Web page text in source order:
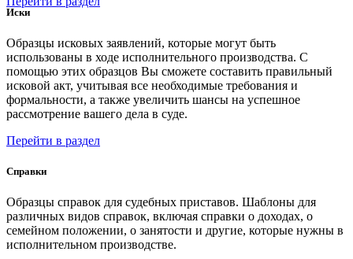
Иски
Образцы исковых заявлений, которые могут быть
использованы в ходе исполнительного производства. С
помощью этих образцов Вы сможете составить правильный
исковой акт, учитывая все необходимые требования и
формальности, а также увеличить шансы на успешное
рассмотрение вашего дела в суде.
Перейти в раздел
Справки
Образцы справок для судебных приставов. Шаблоны для
различных видов справок, включая справки о доходах, о
семейном положении, о занятости и другие, которые нужны в
исполнительном производстве.